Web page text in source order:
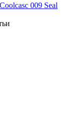
009 Seal